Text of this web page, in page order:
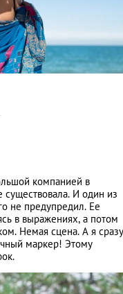
компанией в
И один из
не предупредил. Ее
в выражениях, а потом
Немая сцена. А я сразу
маркер! Этому